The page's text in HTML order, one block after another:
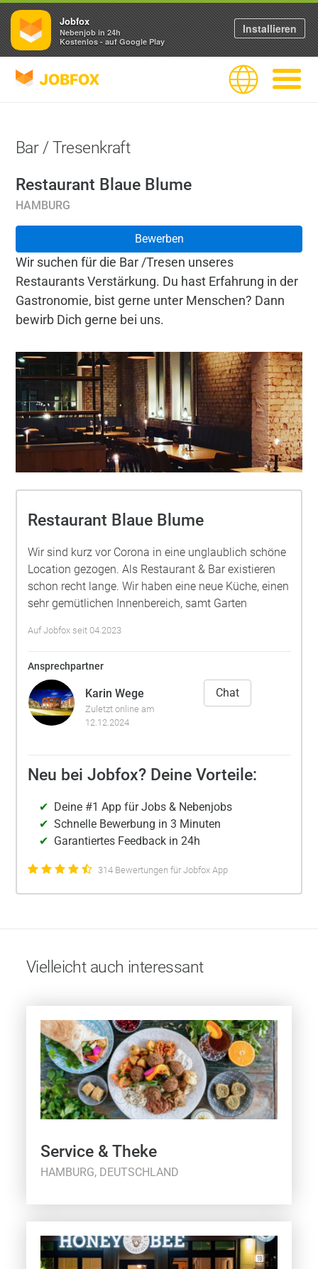
JOBFOX Sprache
Bar / Tresenkraft
Restaurant Blaue Blume
HAMBURG
Bewerben
Wir suchen für die Bar /Tresen unseres
Restaurants Verstärkung. Du hast Erfahrung in der
Gastronomie, bist gerne unter Menschen? Dann
bewirb Dich gerne bei uns.
Restaurant Blaue Blume
Wir sind kurz vor Corona in eine unglaublich schöne
Location gezogen. Als Restaurant & Bar existieren
schon recht lange. Wir haben eine neue Küche, einen
sehr gemütlichen Innenbereich, samt Garten
Auf Jobfox seit 04.2023
Ansprechpartner
Karin Wege
Zuletzt online am
12.12.2024
Chat
Neu bei Jobfox? Deine Vorteile:
Deine #1 App für Jobs & Nebenjobs
Schnelle Bewerbung in 3 Minuten
Garantiertes Feedback in 24h
314 Bewertungen für Jobfox App
Vielleicht auch interessant
Service & Theke
HAMBURG, DEUTSCHLAND
Jobfox
Nebenjob in 24h
Kostenlos - auf Google Play
Installieren